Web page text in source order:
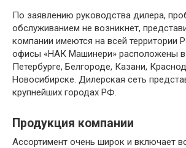
По заявлению руководства дилера,
обслуживанием не возникнет,
компании имеются на всей территории
офисы «НАК Машинери» расположены
Петербурге, Белгороде, Казани,
Новосибирске. Дилерская сеть
крупнейших городах РФ.
Продукция компании
Ассортимент очень широк и включает